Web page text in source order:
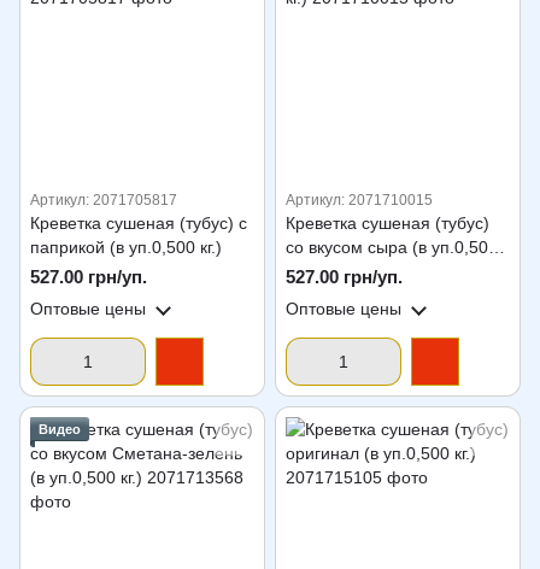
Артикул: 2071705817
Креветка сушеная (тубус) с
паприкой (в уп.0,500 кг.)
527.00 грн/уп.
Оптовые цены
Артикул: 2071710015
Креветка сушеная (тубус)
со вкусом сыра (в уп.0,500
кг.)
527.00 грн/уп.
Оптовые цены
Видео